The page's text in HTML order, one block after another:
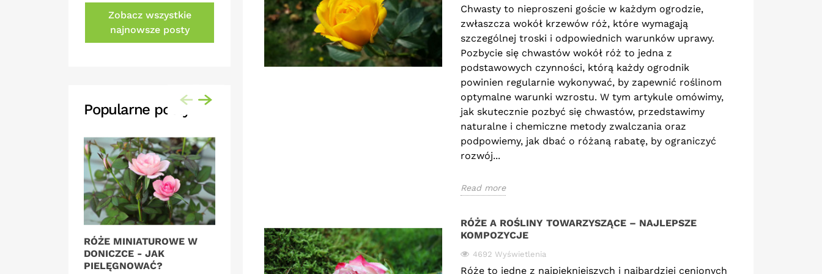
Zobacz wszystkie
najnowsze posty
Popularne posty
RÓŻE MINIATUROWE W
DONICZCE - JAK
PIELĘGNOWAĆ?
SYMBOLIKA RÓŻ: CO
OZNACZAJĄ KOLORY
ŚCIÓŁKOWANIE RÓŻ W
OGRODZIE - CZY RÓŻE
LUBIĄ KORĘ?
PODLEWAĆ DROŻDŻAMI?
17072 wyświetlenia 15296 wyświetlenia
Chwasty to nieproszeni goście w każdym ogrodzie,
zwłaszcza wokół krzewów róż, które wymagają
szczególnej troski i odpowiednich warunków uprawy.
Pozbycie się chwastów wokół róż to jedna z
podstawowych czynności, którą każdy ogrodnik
powinien regularnie wykonywać, by zapewnić roślinom
optymalne warunki wzrostu. W tym artykule omówimy,
jak skutecznie pozbyć się chwastów, przedstawimy
naturalne i chemiczne metody zwalczania oraz
podpowiemy, jak dbać o różaną rabatę, by ograniczyć
rozwój...
Read more
RÓŻE A ROŚLINY TOWARZYSZĄCE – NAJLEPSZE
KOMPOZYCJE
4692 Wyświetlenia
Róże to jedne z najpiękniejszych i najbardziej cenionych